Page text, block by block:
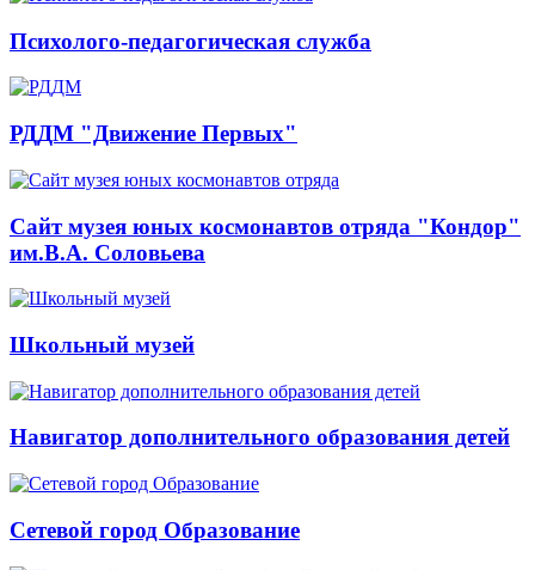
Психолого-педагогическая служба
РДДМ "Движение Первых"
Сайт музея юных космонавтов отряда "Кондор"
им.В.А. Соловьева
Школьный музей
Навигатор дополнительного образования детей
Сетевой город Образование